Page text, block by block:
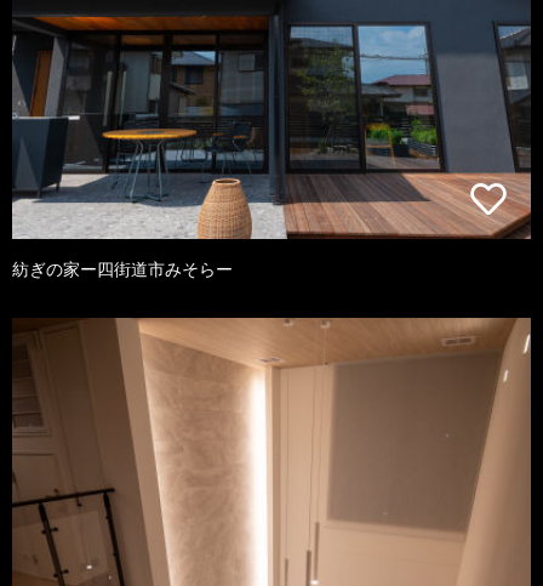
紡ぎの家ー四街道市みそらー